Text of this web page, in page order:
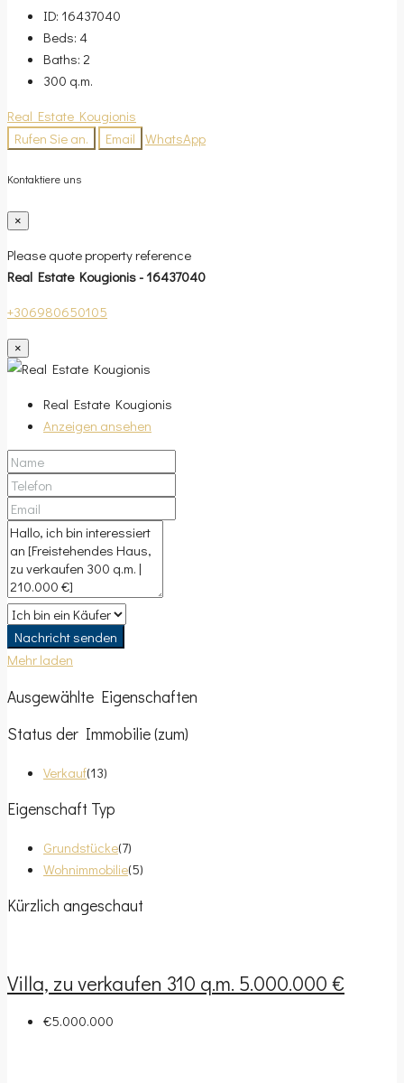
ID: 16437040
Beds: 4
Baths: 2
300 q.m.
Real Estate Kougionis
Rufen Sie an.
Email WhatsApp
Kontaktiere uns
×
Please quote property reference
Real Estate Kougionis - 16437040
+306980650105
×
Real Estate Kougionis
Anzeigen ansehen
Nachricht senden
Mehr laden
Ausgewählte Eigenschaften
Status der Immobilie (zum)
Verkauf(13)
Eigenschaft Typ
Grundstücke(7)
Wohnimmobilie(5)
Kürzlich angeschaut
Villa, zu verkaufen 310 q.m. 5.000.000 €
€5.000.000